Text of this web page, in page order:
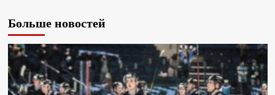
Больше новостей